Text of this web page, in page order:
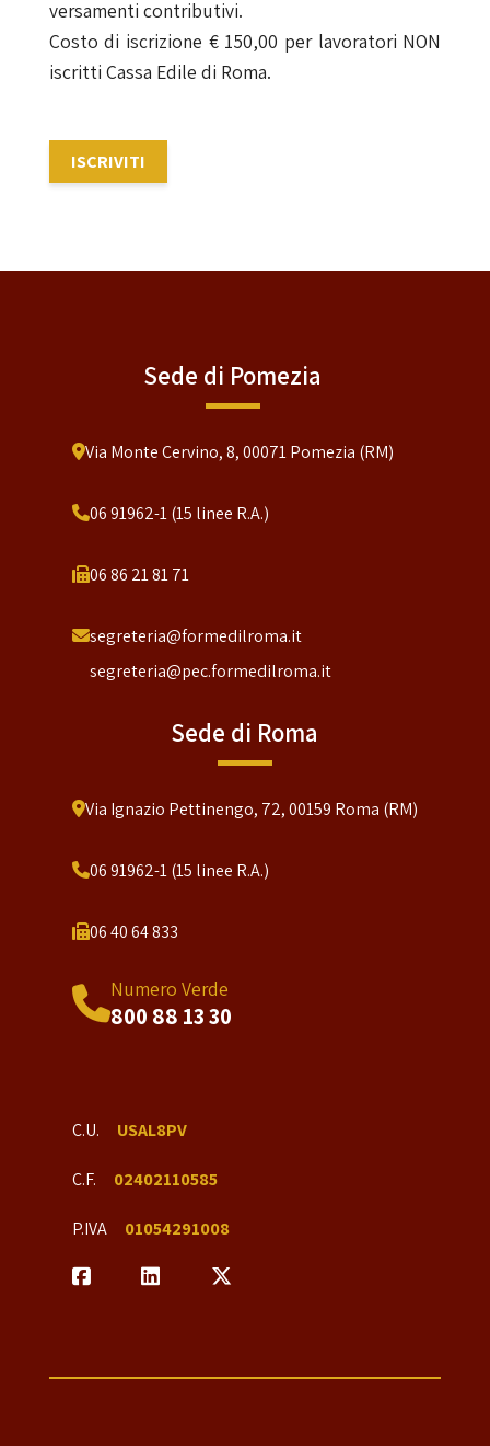
versamenti contributivi.
Costo di iscrizione € 150,00 per lavoratori NON
iscritti Cassa Edile di Roma.
ISCRIVITI
Sede di Pomezia
Via Monte Cervino, 8, 00071 Pomezia (RM)
06 91962-1 (15 linee R.A.)
06 86 21 81 71
segreteria@formedilroma.it
segreteria@pec.formedilroma.it
Sede di Roma
Via Ignazio Pettinengo, 72, 00159 Roma (RM)
06 91962-1 (15 linee R.A.)
06 40 64 833
Numero Verde
800 88 13 30
C.U. USAL8PV
C.F. 02402110585
P.IVA 01054291008